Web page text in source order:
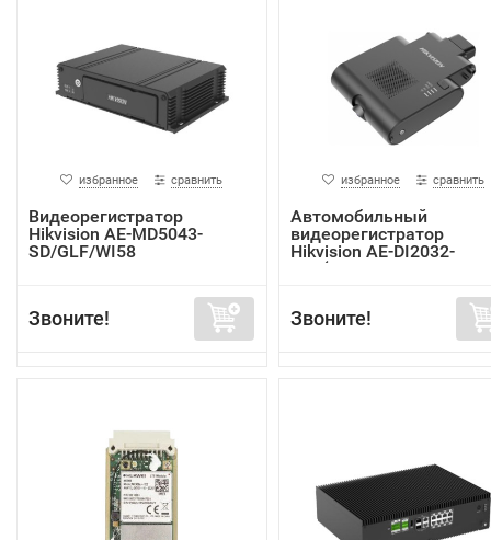
избранное сравнить
Видеорегистратор
Hikvision AE-MD5043-
SD/GLF/WI58
Звоните!
избранное сравнить
Автомобильный
видеорегистратор
Hikvision AE-DI2032-
G40(In...
Звоните!